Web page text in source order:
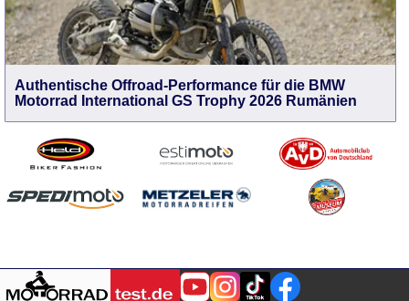
Authentische Offroad-Performance für die BMW
Motorrad International GS Trophy 2026 Rumänien